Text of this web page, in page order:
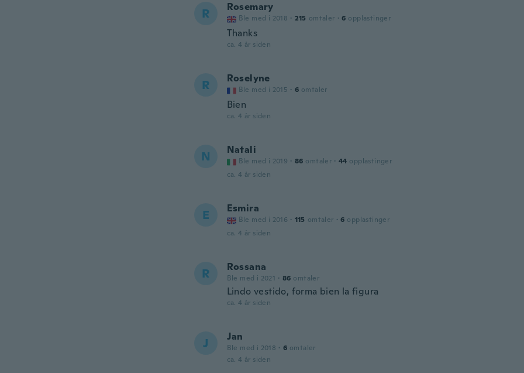
R Rosemary
Ble med i 2018 · 215 omtaler · 6 opplastinger
Thanks
ca. 4 år siden
R Roselyne
Ble med i 2015 · 6 omtaler
Bien
ca. 4 år siden
N Natali
Ble med i 2019 · 86 omtaler · 44 opplastinger
ca. 4 år siden
E Esmira
Ble med i 2016 · 115 omtaler · 6 opplastinger
ca. 4 år siden
R Rossana
Ble med i 2021 · 86 omtaler
Lindo vestido, forma bien la figura
ca. 4 år siden
J Jan
Ble med i 2018 · 6 omtaler
ca. 4 år siden